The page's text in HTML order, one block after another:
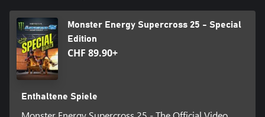
Monster Energy Supercross 25 - Special
Edition
CHF 89.90+
Enthaltene Spiele